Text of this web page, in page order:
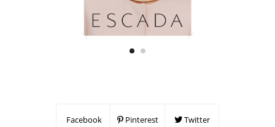
Facebook Pinterest Twitter